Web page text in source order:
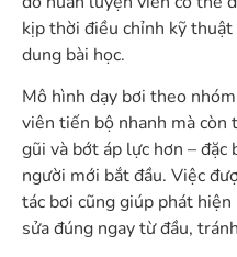
kịp thời điều chỉnh kỹ
dung bài học.
Mô hình dạy bơi theo
viên tiến bộ nhanh mà còn
gũi và bớt áp lực hơn –
người mới bắt đầu. Việc
tác bơi cũng giúp phát
sửa đúng ngay từ đầu,